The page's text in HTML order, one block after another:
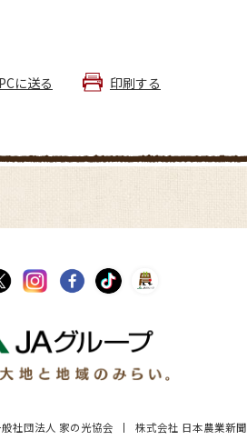
に送る 印刷する
社団法人 家の光協会 株式会社 日本農業新聞